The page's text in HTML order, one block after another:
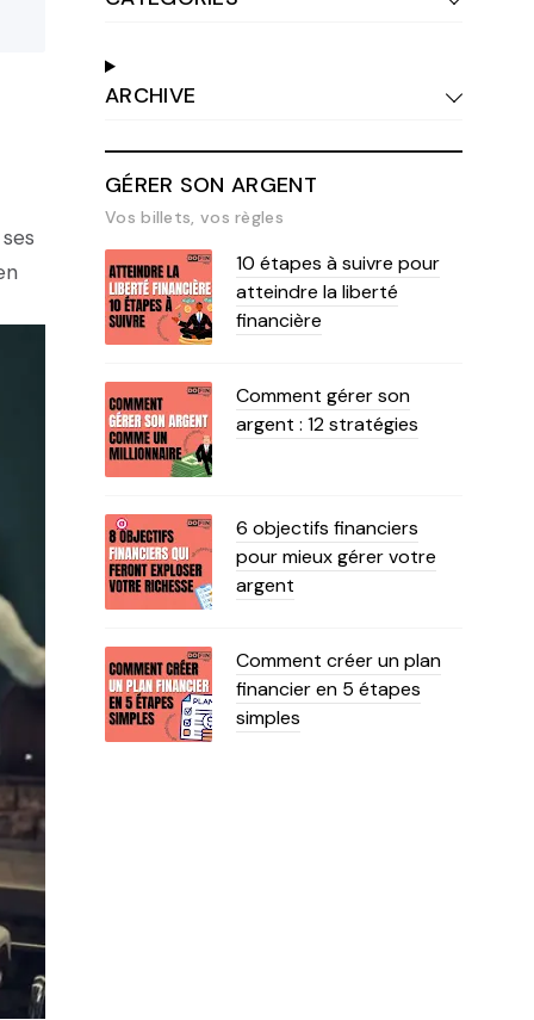
ARCHIVE
GÉRER SON ARGENT
Vos billets, vos règles
10 étapes à suivre pour
atteindre la liberté
financière
Comment gérer son
argent : 12 stratégies
6 objectifs financiers
pour mieux gérer votre
argent
Comment créer un plan
financier en 5 étapes
simples